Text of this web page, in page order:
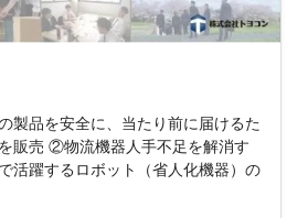
製品を安全に、当たり前に届けるた
販売 ②物流機器人手不足を解消す
活躍するロボット（省人化機器）の